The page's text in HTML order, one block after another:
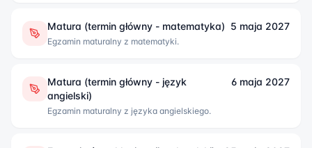
Matura (termin główny - matematyka)
Egzamin maturalny z matematyki.
5 maja 2027
Matura (termin główny - język
angielski)
Egzamin maturalny z języka angielskiego.
6 maja 2027